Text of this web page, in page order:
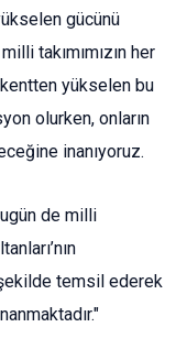
gücünü
takımımızın her
yükselen bu
olurken, onların
inanıyoruz.
de milli
temsil ederek